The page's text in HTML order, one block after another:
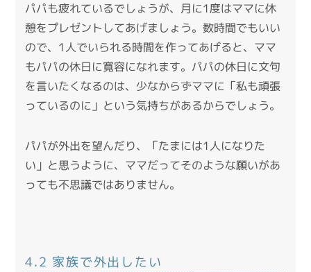
パパも疲れているでしょうが、月に1度はママに休
憩をプレゼントしてあげましょう。数時間でもいい
ので、1人でいられる時間を作ってあげると、ママ
もパパの休日に寛容になれます。パパの休日に文句
を言いたくなるのは、少なからずママに「私も頑張
っているのに」という気持ちがあるからでしょう。
パパが外出を望んだり、「たまには1人になりた
い」と思うように、ママだってそのような願いがあ
っても不思議ではありません。
4.2 家族で外出したい